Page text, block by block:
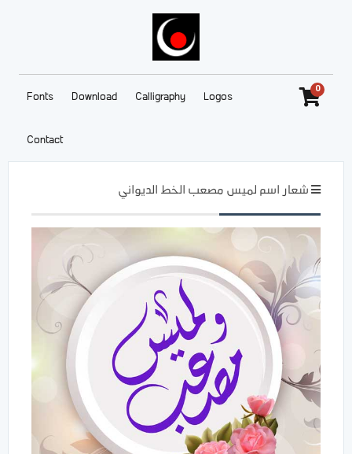
Fonts Download Calligraphy Logos
Contact
0
شعار اسم لميس مصعب الخط الديواني